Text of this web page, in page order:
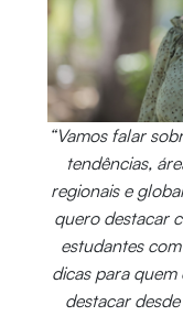
“Vamos falar
tendências,
regionais e
quero destacar
estudantes
dicas para quem
destacar